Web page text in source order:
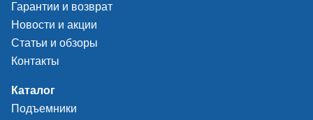
Гарантии и возврат
Новости и акции
Статьи и обзоры
Контакты
Каталог
Подъемники